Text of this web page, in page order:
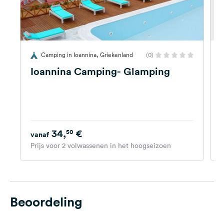
Camping in Ioannina, Griekenland (0)
Ioannina Camping- Glamping
vanaf 34,50 €
Prijs voor 2 volwassenen in het hoogseizoen
Beoordeling